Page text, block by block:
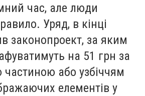
час, але люди
Уряд, в кінці
законопроект, за яким
на 51 грн за
або узбіччям
елементів у